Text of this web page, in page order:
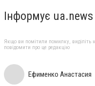
Інформує ua.news
Якщо ви помітили помилку, виділіть
повідомити про це редакцію
Ефименко Анастасия